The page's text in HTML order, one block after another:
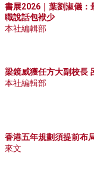
書展2026｜葉劉淑儀：
職說話包袱少
本社編輯部
梁鏡威獲任方大副校長
本社編輯部
香港五年規劃須提前布
來文